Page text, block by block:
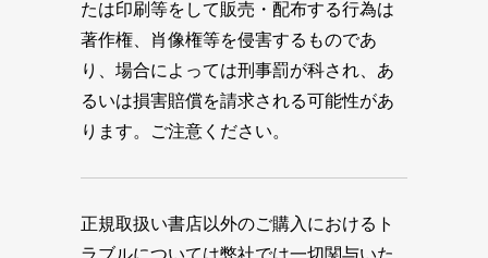
たは印刷等をして販売・配布する行為は
著作権、肖像権等を侵害するものであ
り、場合によっては刑事罰が科され、あ
るいは損害賠償を請求される可能性があ
ります。ご注意ください。
正規取扱い書店以外のご購入におけるト